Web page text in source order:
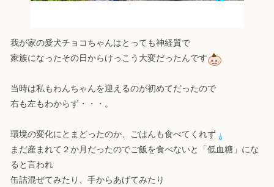
我が家の愛犬チョコちゃんはとっても神経質で
家族になったその日からけっこう大変だったんです
当時は私もわんちゃんを迎えるのが初めてだったので
右も左もわからず・・・。
環境の変化にとまどったのか、ごはんも食べてくれず
まだ産まれて２か月だったのでご飯を食べないと「低血糖」にな
ると言われ
缶詰混ぜてみたり、手からあげてみたり